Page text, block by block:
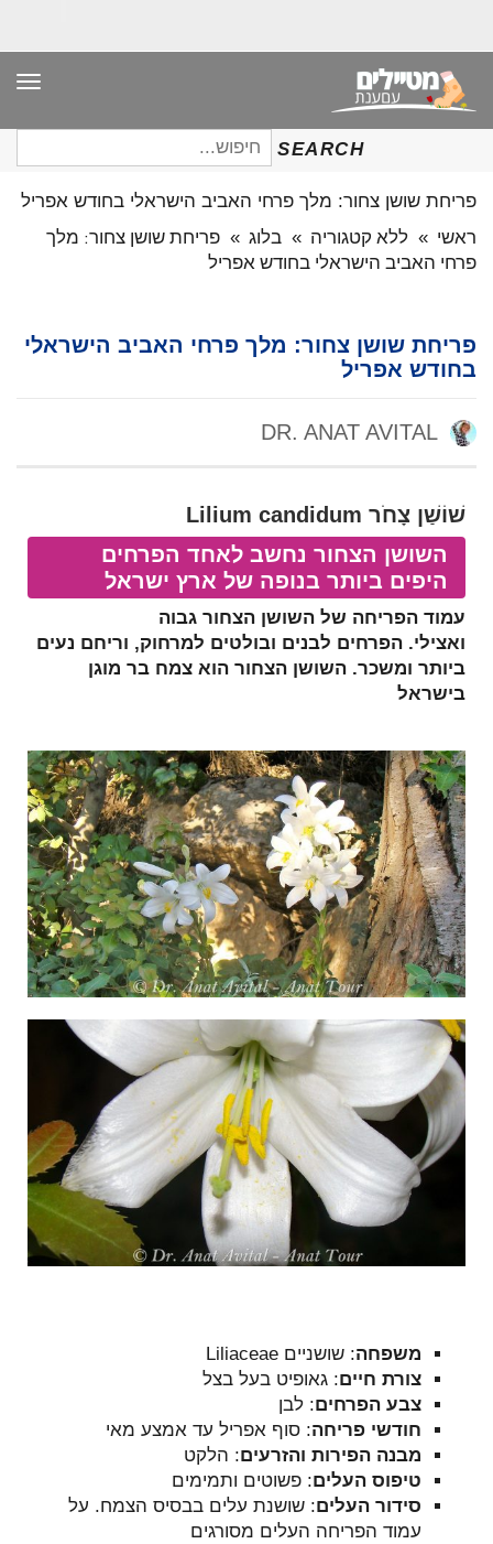
SEARCH
חיפוש
עבור:
פריחת שושן צחור: מלך פרחי האביב הישראלי בחודש אפריל
ראשי » ללא קטגוריה » בלוג » פריחת שושן צחור: מלך
פרחי האביב הישראלי בחודש אפריל
פריחת שושן צחור: מלך פרחי האביב הישראלי
בחודש אפריל
שׁוֹשַׁן צָחֹר Lilium candidum
השושן הצחור נחשב לאחד הפרחים
היפים ביותר בנופה של ארץ ישראל
עמוד הפריחה של השושן הצחור גבוה
ואצילי. הפרחים לבנים ובולטים למרחוק, וריחם נעים
ביותר ומשכר. השושן הצחור הוא צמח בר מוגן
בישראל
משפחה: שושניים Liliaceae
צורת חיים: גאופיט בעל בצל
צבע הפרחים: לבן
חודשי פריחה: סוף אפריל עד אמצע מאי
מבנה הפירות והזרעים: הלקט
טיפוס העלים: פשוטים ותמימים
סידור העלים: שושנת עלים בבסיס הצמח. על
עמוד הפריחה העלים מסורגים